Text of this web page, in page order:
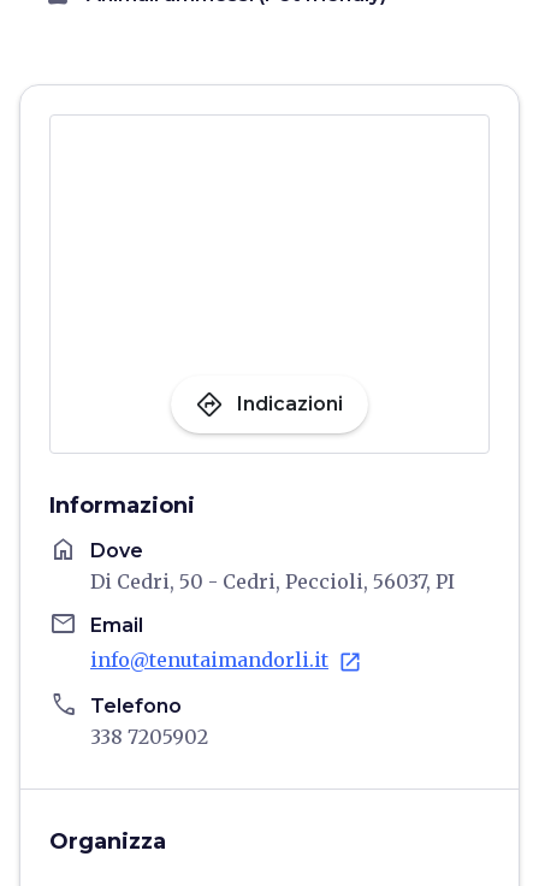
directions Indicazioni
Informazioni
home Dove
Di Cedri, 50 - Cedri, Peccioli, 56037, PI
email Email
info@tenutaimandorli.it open_in_new
phone Telefono
338 7205902
Organizza